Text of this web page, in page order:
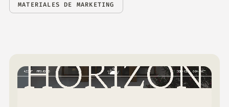
MATERIALES DE MARKETING